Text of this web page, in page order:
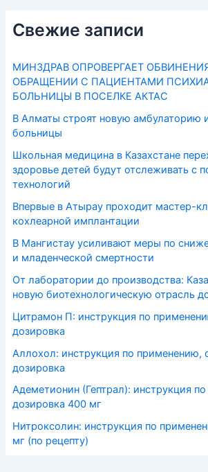
Свежие записи
МИНЗДРАВ ОПРОВЕРГАЕТ
ОБРАЩЕНИИ С ПАЦИЕНТАМИ
БОЛЬНИЦЫ В ПОСЕЛКЕ АКТАС
В Алматы строят новую амбулаторию
больницы
Школьная медицина в Казахстане
здоровье детей будут отслеживать с
технологий
Впервые в Атырау проходит мастер-
кохлеарной имплантации
В Мангистау усиливают меры по
и младенческой смертности
От лаборатории до производства:
новую биотехнологическую отрасль
Цитрамон П: инструкция по
дозировка
Аллохол: инструкция по применению,
дозировка
Адеметионин (Гептрал): инструкция
дозировка 400 мг
Нитроксолин: инструкция по
мг (по рецепту)